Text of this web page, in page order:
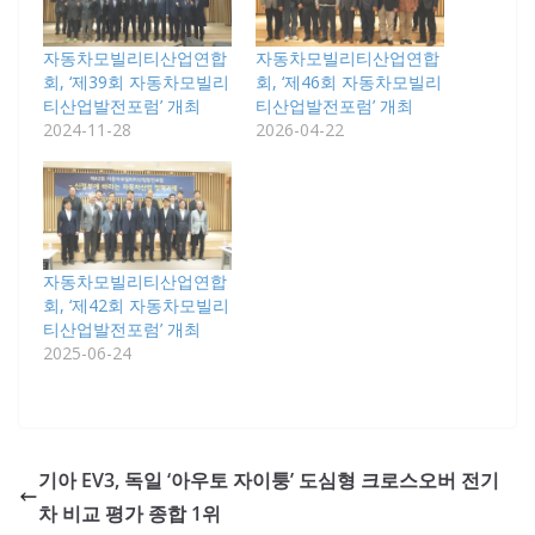
자동차모빌리티산업연합
회, ‘제39회 자동차모빌리
티산업발전포럼’ 개최
2024-11-28
자동차모빌리티산업연합
회, ‘제46회 자동차모빌리
티산업발전포럼’ 개최
2026-04-22
자동차모빌리티산업연합
회, ‘제42회 자동차모빌리
티산업발전포럼’ 개최
2025-06-24
기아 EV3, 독일 ‘아우토 자이퉁’ 도심형 크로스오버 전기
차 비교 평가 종합 1위